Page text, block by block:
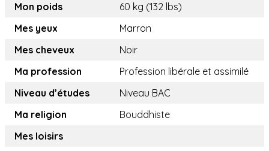
Mon poids
60 kg (132 lbs)
Mes yeux
Marron
Mes cheveux
Noir
Ma profession
Profession libérale et assimilé
Niveau d’études
Niveau BAC
Ma religion
Bouddhiste
Mes loisirs